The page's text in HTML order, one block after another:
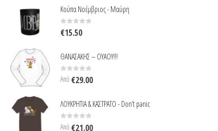
Κούπα Νοέμβριος - Μαύρη
0out of 5
€15.50
ΘΑΝΑΣΑΚΗΣ – ΟΥΑΟΥ!!!
0 out of 5
Από €29.00
ΛΟΥΚΡΗΤΙΑ & ΚΑΣΤΡΑΤΟ - Don’t panic
0 out of 5
Από €21.00